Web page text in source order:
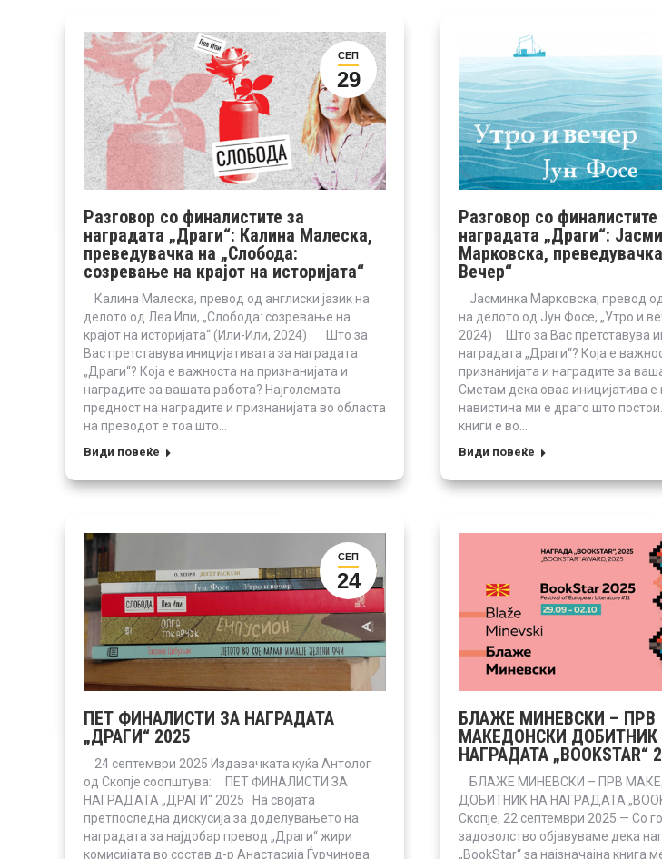
СЕП
29
Разговор со финалистите за
наградата „Драги“: Калина Малеска,
преведувачка на „Слобода:
созревање на крајот на историјата“
Калина Малеска, превод од англиски јазик на
делото од Леа Ипи, „Слобода: созревање на
крајот на историјата“ (Или-Или, 2024) Што за
Вас претставува иницијативата за наградата
„Драги“? Која е важноста на признанијата и
наградите за вашата работа? Најголемата
предност на наградите и признанијата во областа
на преводот е тоа што…
Види повеќе
Разговор со финалистите
наградата „Драги“:
Марковска,
Вечер“
Јасминка Марковска, превод
на делото од Јун Фосе, „Утро и
2024) Што за Вас претставува
наградата „Драги“? Која е
признанијата и наградите за
Сметам дека оваа иницијатива е
навистина ми е драго што
книги е во…
Види повеќе
СЕП
24
ПЕТ ФИНАЛИСТИ ЗА НАГРАДАТА
„ДРАГИ“ 2025
24 септември 2025 Издавачката куќа Антолог
од Скопје соопштува: ПЕТ ФИНАЛИСТИ ЗА
НАГРАДАТА „ДРАГИ“ 2025 На својата
претпоследна дискусија за доделувањето на
наградата за најдобар превод „Драги“ жири
комисијата во состав д-р Анастасија Ѓурчинова
БЛАЖЕ МИНЕВСКИ – ПРВ
МАКЕДОНСКИ ДОБИТНИК
НАГРАДАТА „BOOKSTAR“
БЛАЖЕ МИНЕВСКИ – ПРВ
ДОБИТНИК НА НАГРАДАТА
Скопје, 22 септември 2025 — Со
задоволство објавуваме дека
„BookStar“ за најзначајна книга